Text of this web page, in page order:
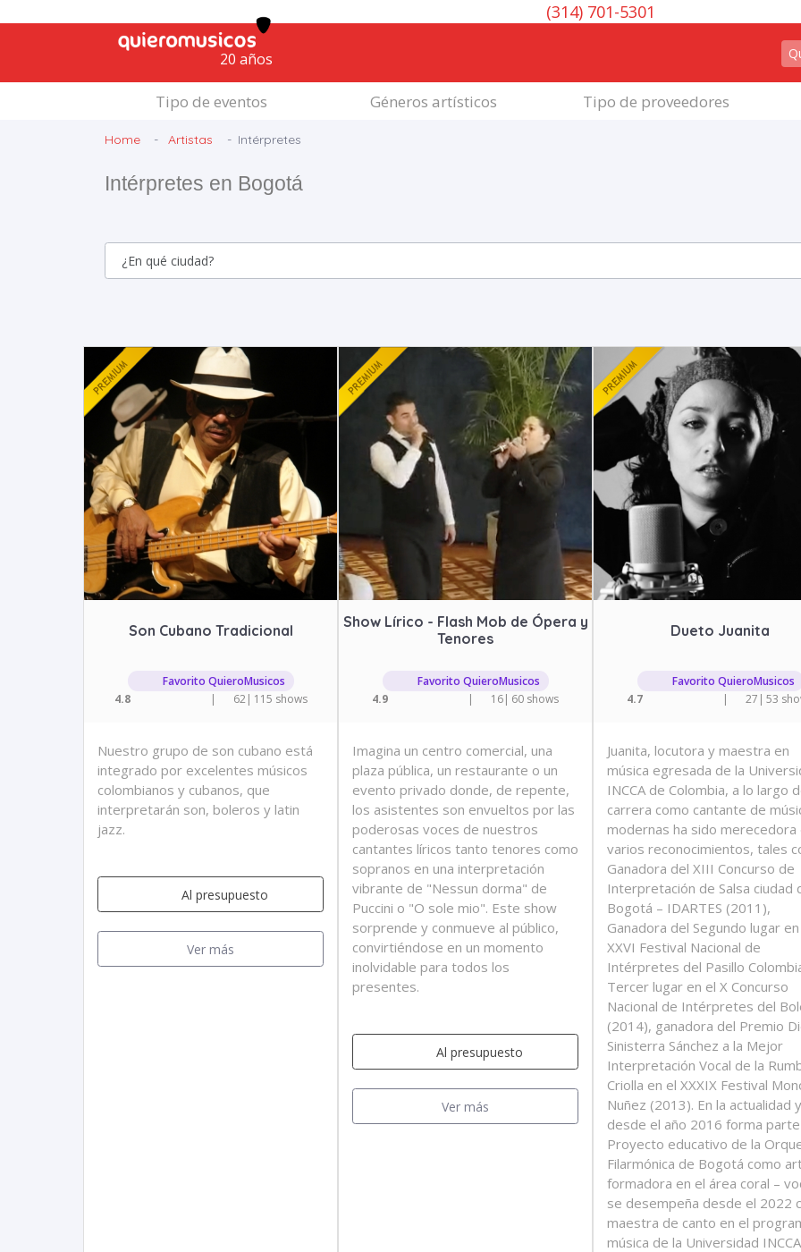
(314) 701-5301
20 años
Tipo de eventos Géneros artísticos Tipo de proveedores
Home Artistas Intérpretes
Intérpretes en Bogotá
Son Cubano Tradicional
Favorito QuieroMusicos
4.8
| 62| 115 shows
Nuestro grupo de son cubano está
integrado por excelentes músicos
colombianos y cubanos, que
interpretarán son, boleros y latin
jazz.
Al presupuesto
Ver más
Show Lírico - Flash Mob de Ópera y
Tenores
Favorito QuieroMusicos
4.9
| 16| 60 shows
Imagina un centro comercial, una
plaza pública, un restaurante o un
evento privado donde, de repente,
los asistentes son envueltos por las
poderosas voces de nuestros
cantantes líricos tanto tenores como
sopranos en una interpretación
vibrante de "Nessun dorma" de
Puccini o "O sole mio". Este show
sorprende y conmueve al público,
convirtiéndose en un momento
inolvidable para todos los
presentes.
Al presupuesto
Ver más
Dueto Juanita
Favorito QuieroMusicos
4.7
| 27 | 53
Juanita, locutora y maestra en
música egresada de la
INCCA de Colombia, a lo largo
carrera como cantante de
modernas ha sido merecedora
varios reconocimientos, tales
Ganadora del XIII Concurso de
Interpretación de Salsa ciudad
Bogotá – IDARTES (2011),
Ganadora del Segundo lugar
XXVI Festival Nacional de
Intérpretes del Pasillo
Tercer lugar en el X Concurso
Nacional de Intérpretes del
(2014), ganadora del Premio
Sinisterra Sánchez a la Mejor
Interpretación Vocal de la
Criolla en el XXXIX Festival
Nuñez (2013). En la actualidad y
desde el año 2016 forma
Proyecto educativo de la
Filarmónica de Bogotá como
formadora en el área coral –
se desempeña desde el 2022
maestra de canto en el
música de la Universidad